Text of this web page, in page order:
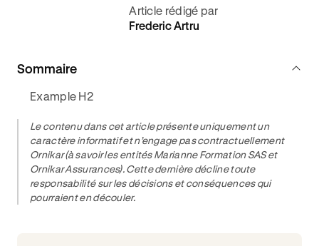
Article rédigé par
Frederic Artru
Sommaire
Example H2
Le contenu dans cet article présente uniquement un
caractère informatif et n’engage pas contractuellement
Ornikar (à savoir les entités Marianne Formation SAS et
Ornikar Assurances). Cette dernière décline toute
responsabilité sur les décisions et conséquences qui
pourraient en découler.